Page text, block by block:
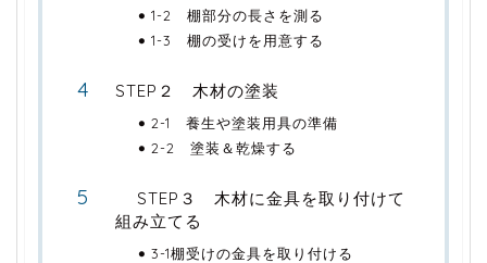
1-2 棚部分の長さを測る
1-3 棚の受けを用意する
STEP２ 木材の塗装
2-1 養生や塗装用具の準備
2-2 塗装＆乾燥する
STEP３ 木材に金具を取り付けて
組み立てる
3-1棚受けの金具を取り付ける